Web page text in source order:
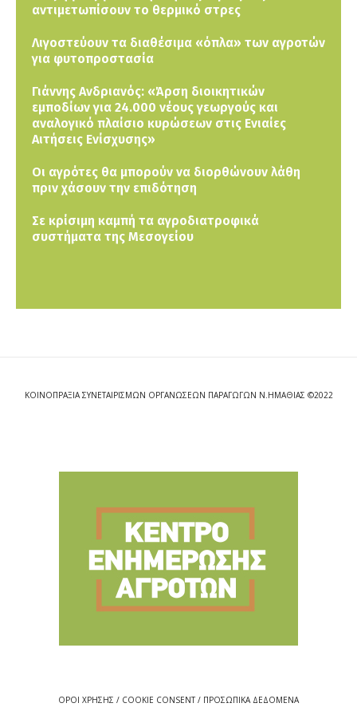
αντιμετωπίσουν το θερμικό στρες
Λιγοστεύουν τα διαθέσιμα «όπλα» των αγροτών
για φυτοπροστασία
Γιάννης Ανδριανός: «Άρση διοικητικών
εμποδίων για 24.000 νέους γεωργούς και
αναλογικό πλαίσιο κυρώσεων στις Ενιαίες
Αιτήσεις Ενίσχυσης»
Οι αγρότες θα μπορούν να διορθώνουν λάθη
πριν χάσουν την επιδότηση
Σε κρίσιμη καμπή τα αγροδιατροφικά
συστήματα της Μεσογείου
ΚΟΙΝΟΠΡΑΞΙΑ ΣΥΝΕΤΑΙΡΙΣΜΩΝ ΟΡΓΑΝΩΣΕΩΝ ΠΑΡΑΓΩΓΩΝ Ν.ΗΜΑΘΙΑΣ ©2022
ΟΡΟΙ ΧΡΗΣΗΣ / COOKIE CONSENT / ΠΡΟΣΩΠΙΚΑ ΔΕΔΟΜΕΝΑ